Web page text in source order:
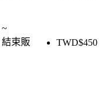
~
結束販
TWD$450